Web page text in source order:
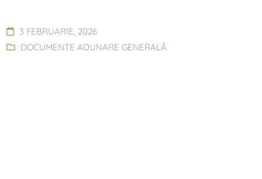
3 FEBRUARIE, 2026
DOCUMENTE ADUNARE GENERALĂ